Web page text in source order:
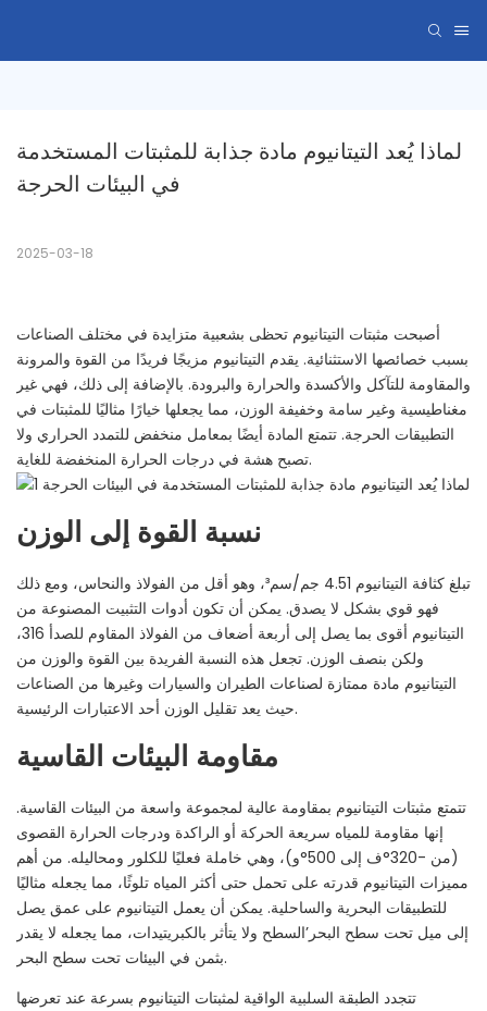
لماذا يُعد التيتانيوم مادة جذابة للمثبتات المستخدمة
في البيئات الحرجة
2025-03-18
أصبحت مثبتات التيتانيوم تحظى بشعبية متزايدة في مختلف الصناعات
بسبب خصائصها الاستثنائية. يقدم التيتانيوم مزيجًا فريدًا من القوة والمرونة
والمقاومة للتآكل والأكسدة والحرارة والبرودة. بالإضافة إلى ذلك، فهي غير
مغناطيسية وغير سامة وخفيفة الوزن، مما يجعلها خيارًا مثاليًا للمثبتات في
التطبيقات الحرجة. تتمتع المادة أيضًا بمعامل منخفض للتمدد الحراري ولا
تصبح هشة في درجات الحرارة المنخفضة للغاية.
نسبة القوة إلى الوزن
تبلغ كثافة التيتانيوم 4.51 جم/سم³، وهو أقل من الفولاذ والنحاس، ومع ذلك
فهو قوي بشكل لا يصدق. يمكن أن تكون أدوات التثبيت المصنوعة من
التيتانيوم أقوى بما يصل إلى أربعة أضعاف من الفولاذ المقاوم للصدأ 316،
ولكن بنصف الوزن. تجعل هذه النسبة الفريدة بين القوة والوزن من
التيتانيوم مادة ممتازة لصناعات الطيران والسيارات وغيرها من الصناعات
حيث يعد تقليل الوزن أحد الاعتبارات الرئيسية.
مقاومة البيئات القاسية
تتمتع مثبتات التيتانيوم بمقاومة عالية لمجموعة واسعة من البيئات القاسية.
إنها مقاومة للمياه سريعة الحركة أو الراكدة ودرجات الحرارة القصوى
(من -320°ف إلى 500°و)، وهي خاملة فعليًا للكلور ومحاليله. من أهم
مميزات التيتانيوم قدرته على تحمل حتى أكثر المياه تلوثًا، مما يجعله مثاليًا
للتطبيقات البحرية والساحلية. يمكن أن يعمل التيتانيوم على عمق يصل
إلى ميل تحت سطح البحر’السطح ولا يتأثر بالكبريتيدات، مما يجعله لا يقدر
بثمن في البيئات تحت سطح البحر.
تتجدد الطبقة السلبية الواقية لمثبتات التيتانيوم بسرعة عند تعرضها